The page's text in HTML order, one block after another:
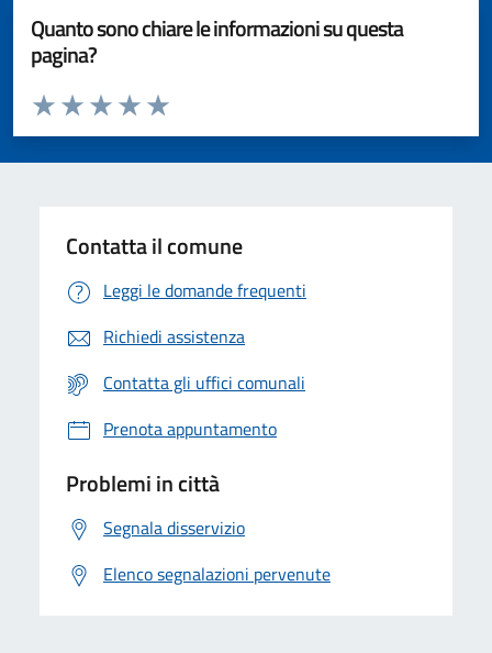
Quanto sono chiare le informazioni su questa
pagina?
Valuta da 1 a 5 stelle la pagina
Valuta 5 stelle su 5
Valuta 4 stelle su 5
Valuta 3 stelle su 5
Valuta 2 stelle su 5
Valuta 1 stelle su 5
Contatta il comune
Leggi le domande frequenti
Richiedi assistenza
Contatta gli uffici comunali
Prenota appuntamento
Problemi in città
Segnala disservizio
Elenco segnalazioni pervenute